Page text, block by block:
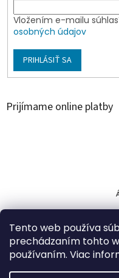
Tento web používa
prechádzaním tohto
používaním. Viac
Vložením e-mailu
osobných údajov
PRIHLÁSIŤ SA
Prijímame online platby
k
r
e
s